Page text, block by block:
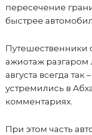
пересечение
быстрее
ажиотаж разгаром
августа всегда так
устремились в
комментариях.
При этом часть